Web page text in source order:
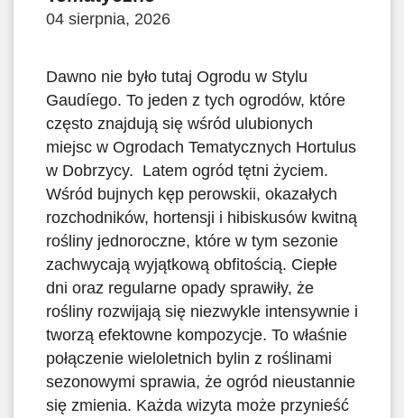
04 sierpnia, 2026
Dawno nie było tutaj Ogrodu w Stylu
Gaudíego. To jeden z tych ogrodów, które
często znajdują się wśród ulubionych
miejsc w Ogrodach Tematycznych Hortulus
w Dobrzycy. Latem ogród tętni życiem.
Wśród bujnych kęp perowskii, okazałych
rozchodników, hortensji i hibiskusów kwitną
rośliny jednoroczne, które w tym sezonie
zachwycają wyjątkową obfitością. Ciepłe
dni oraz regularne opady sprawiły, że
rośliny rozwijają się niezwykle intensywnie i
tworzą efektowne kompozycje. To właśnie
połączenie wieloletnich bylin z roślinami
sezonowymi sprawia, że ogród nieustannie
się zmienia. Każda wizyta może przynieść